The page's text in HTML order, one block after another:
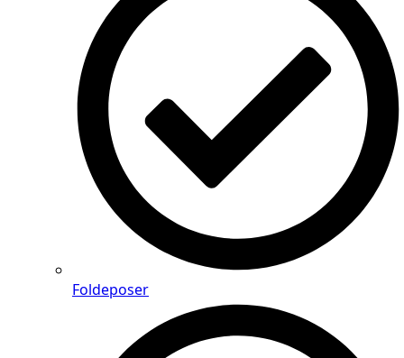
Foldeposer